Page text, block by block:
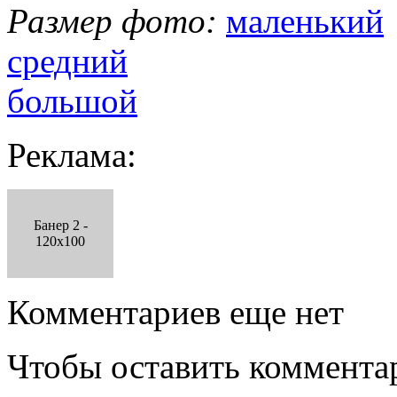
Размер фото: маленький
средний
большой
Реклама:
Банер 2 -
120x100
Комментариев еще нет
Чтобы оставить